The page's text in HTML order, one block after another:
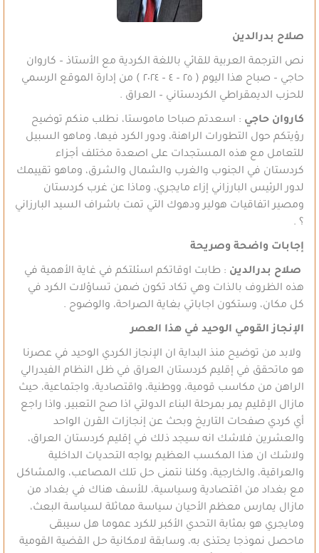
صلاح بدرالدين
نص الترجمة العربية للقائي باللغة الكردية مع الأستاذ – كاروان
حاجي – صباح هذا اليوم ( ٢٥ – ٤ – ٢٠٢٤ ) من إدارة الموقع الرسمي
للحزب الديمقراطي الكردستاني – العراق .
كاروان حاجي : اسعدتم صباحا ماموستا، نطلب منكم توضيح
رؤيتكم حول التطورات الراهنة، ودور الكرد فيها، وماهو السبيل
للتعامل مع هذه المستجدات على اصعدة مختلف أجزاء
كردستان في الجنوب والغرب والشمال والشرق، وماهو تقييمك
لدور الرئيس البارزاني إزاء مايجري، وماذا عن غرب كردستان
ومصير اتفاقيات هولير ودهوك التي تمت باشراف السيد البارزاني
؟ .
إجابات واضحة وصريحة
صلاح بدرالدين : طابت اوقاتكم اسئلتكم في غاية الأهمية في
هذه الظروف بالذات وهي تكاد تكون ضمن تساؤلات الكرد في
كل مكان، وستكون اجاباتي بغاية الصراحة، والوضوح .
الإنجاز القومي الوحيد في هذا العصر
ولابد من توضيح منذ البداية ان الإنجاز الكردي الوحيد في عصرنا
هو ماتحقق في إقليم كردستان العراق في ظل النظام الفيدرالي
الراهن من مكاسب قومية، ووطنية، واقتصادية، واجتماعية، حيث
مازال الإقليم يمر بمرحلة البناء الدولتي اذا صح التعبير، واذا راجع
أي كردي صفحات التاريخ وبحث عن إنجازات القرن الواحد
والعشرين فلاشك انه سيجد ذلك في إقليم كردستان العراق،
ولاشك ان هذا المكسب العظيم يواجه التحديات الداخلية
والعراقية، والخارجية، وكلنا نتمنى حل تلك المصاعب، والمشاكل
مع بغداد من اقتصادية وسياسية، للأسف هناك في بغداد من
مازال يمارس معظم الأحيان سياسة مماثلة لسياسة البعث،
ومايجري هو بمثابة التحدي الأكبر للكرد عموما هل سيبقى
ماحصل نموذجا يحتذى به، وسابقة لامكانية حل القضية القومية